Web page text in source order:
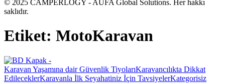
© 2025 CAMPERLOGY - AUFA Global Solutions. Her hakkı
saklıdır.
Etiket: MotoKaravan
Karavan Yaşamına dair Güvenlik TiyolarıKaravancılıkta Dikkat
EdileceklerKaravanla İlk Seyahatiniz İçin TavsiyelerKategorisiz